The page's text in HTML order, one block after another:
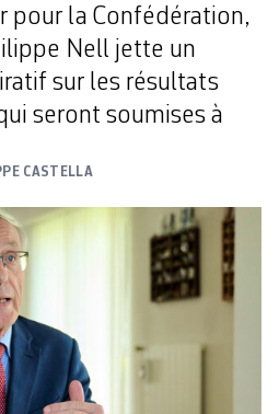
pour la Confédération,
Nell jette un
sur les résultats
seront soumises à
CASTELLA